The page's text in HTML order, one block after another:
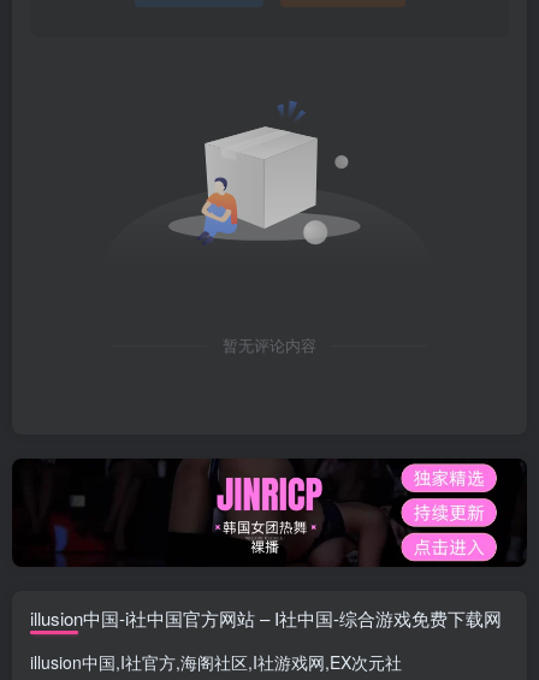
暂无评论内容
illusion中国-i社中国官方网站 – I社中国-综合游戏免费下载网
illusion中国,I社官方,海阁社区,I社游戏网,EX次元社